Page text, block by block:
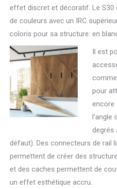
effet discret et décoratif. Le S30
de couleurs avec un IRC
coloris pour sa structure: en
Il est
comme
pour
encore
l’angle
degrés
défaut). Des connecteurs de rail
permettent de créer des
et des caches permettent de
un effet esthétique accru.